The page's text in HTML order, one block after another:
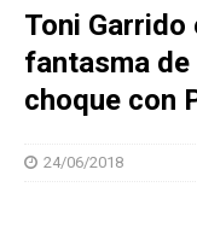
Toni Garrido
fantasma de
choque con
24/06/2018